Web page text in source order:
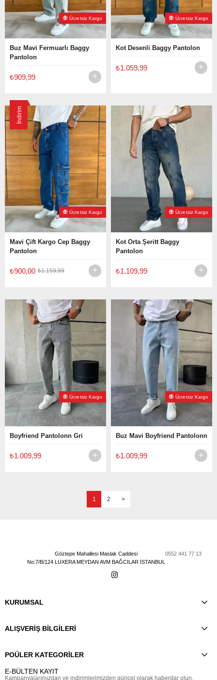
Buz Mavi Fermuarlı Baggy
Pantolon
₺909,99
Ücretsiz Kargo
Kot Desenli Baggy Pantolon
₺1.059,99
Ücretsiz Kargo
Mavi Çift Kargo Cep Baggy
Pantolon
₺900,00 ₺1.159,99
İndirim
Ücretsiz Kargo
Kot Orta Şeritt Baggy
Pantolon
₺1.109,99
Ücretsiz Kargo
Boyfriend Pantolonn Gri
₺1.009,99
Ücretsiz Kargo
Buz Mavi Boyfriend Pantolonn
₺1.009,99
Ücretsiz Kargo
1 2 >
Göztepe Mahallesi Maslak Caddesi
No:7/B/124 LUXERA MEYDAN AVM BAĞCILAR İSTANBUL
0552 441 77 13
KURUMSAL
ALIŞVERİŞ BİLGİLERİ
POÜLER KATEGORİLER
E-BÜLTEN KAYIT
Kampanyalarımızdan ve indirimlerimizden güncel olarak haberdar olun.